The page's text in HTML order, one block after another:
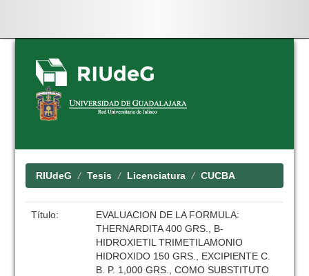
Skip
navigation
RIUdeG Tesis Licenciatura CUCBA
Título:
EVALUACION DE LA FORMULA:
THERNARDITA 400 GRS., B-
HIDROXIETIL TRIMETILAMONIO
HIDROXIDO 150 GRS., EXCIPIENTE C.
B. P. 1,000 GRS., COMO SUBSTITUTO